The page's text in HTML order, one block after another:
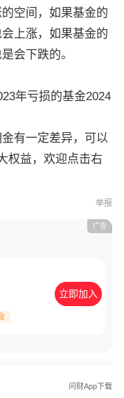
空间，如果基金的
上涨，如果基金的
会下跌的。
年亏损的基金2024
有一定差异，可以
权益，欢迎点击右
举报
立即加入
广告
问财App下载